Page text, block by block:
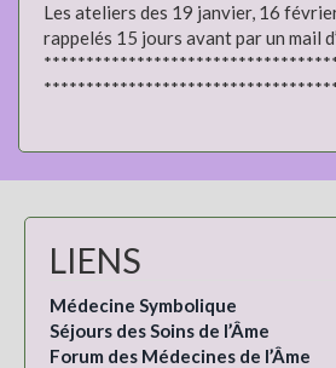
Les ateliers des 19 janvier, 16
rappelés 15 jours avant par un mail
LIENS
Médecine Symbolique
Séjours des Soins de l’Âme
Forum des Médecines de l’Âme